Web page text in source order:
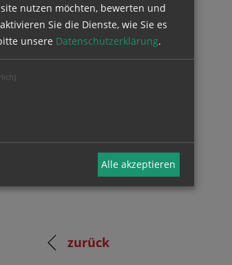
und
zurück
nutzen möchten, bewerten und
Sie die Dienste, wie Sie es
unsere Datenschutzerklärung.
Alle akzeptieren